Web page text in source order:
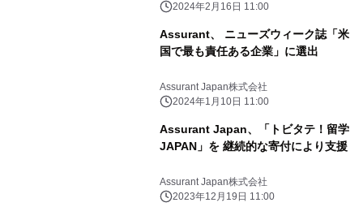
2024年2月16日 11:00
Assurant、 ニューズウィーク誌「米
国で最も責任ある企業」に選出
Assurant Japan株式会社
2024年1月10日 11:00
Assurant Japan、「トビタテ！留学
JAPAN」を 継続的な寄付により支援
Assurant Japan株式会社
2023年12月19日 11:00